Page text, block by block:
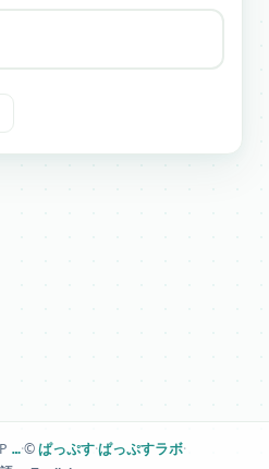
…·©ぱっぷす·ぱっぷすラボ·